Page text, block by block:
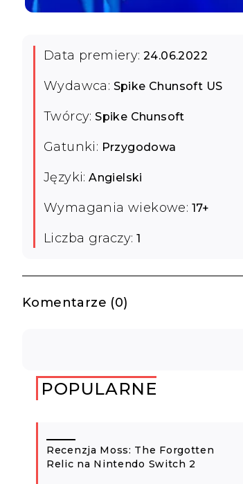
Data premiery: 24.06.2022
Wydawca: Spike Chunsoft US
Twórcy: Spike Chunsoft
Gatunki: Przygodowa
Języki: Angielski
Wymagania wiekowe: 17+
Liczba graczy: 1
Komentarze (0)
POPULARNE
Recenzja Moss: The Forgotten
Relic na Nintendo Switch 2